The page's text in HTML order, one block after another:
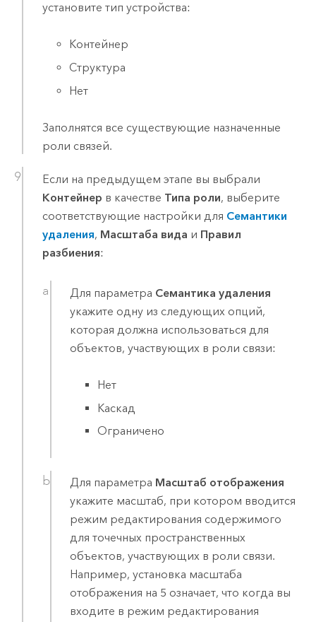
установите тип устройства:
Контейнер
Структура
Нет
Заполнятся все существующие назначенные
роли связей.
Если на предыдущем этапе вы выбрали
Контейнер в качестве Типа роли, выберите
соответствующие настройки для Семантики
удаления, Масштаба вида и Правил
разбиения:
Для параметра Семантика удаления
укажите одну из следующих опций,
которая должна использоваться для
объектов, участвующих в роли связи:
Нет
Каскад
Ограничено
Для параметра Масштаб отображения
укажите масштаб, при котором вводится
режим редактирования содержимого
для точечных пространственных
объектов, участвующих в роли связи.
Например, установка масштаба
отображения на 5 означает, что когда вы
входите в режим редактирования